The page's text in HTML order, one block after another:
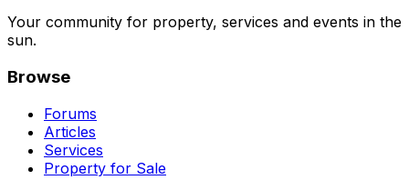
Your community for property, services and events in the
sun.
Browse
Forums
Articles
Services
Property for Sale